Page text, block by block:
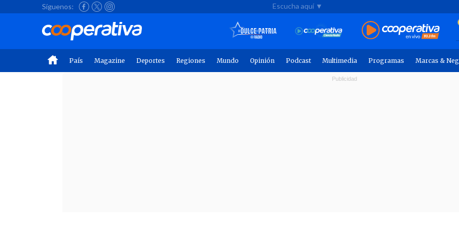
Síguenos: Escucha aquí ▼
País Magazine Deportes Regiones Mundo Opinión Podcast Multimedia Programas Marcas &